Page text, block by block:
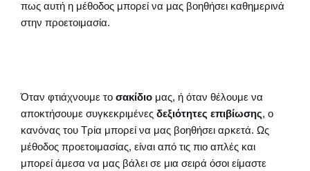
πως αυτή η μέθοδος μπορεί να μας βοηθήσει καθημερινά
στην προετοιμασία.
Όταν φτιάχνουμε το σακίδιο μας, ή όταν θέλουμε να
αποκτήσουμε συγκεκριμένες δεξιότητες επιβίωσης, ο
κανόνας του Τρία μπορεί να μας βοηθήσει αρκετά. Ως
μέθοδος προετοιμασίας, είναι από τις πιο απλές και
μπορεί άμεσα να μας βάλει σε μια σειρά όσοι είμαστε